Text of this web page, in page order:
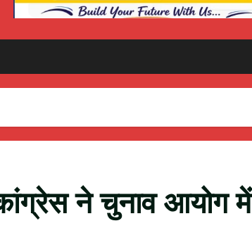
ने चुनाव आयोग में